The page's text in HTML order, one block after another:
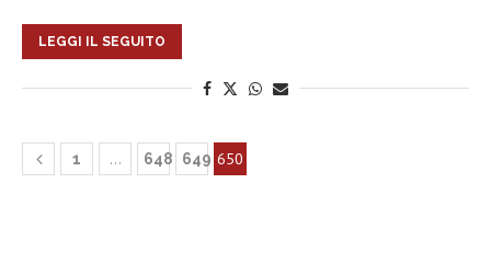
LEGGI IL SEGUITO
1 … 648 649 650